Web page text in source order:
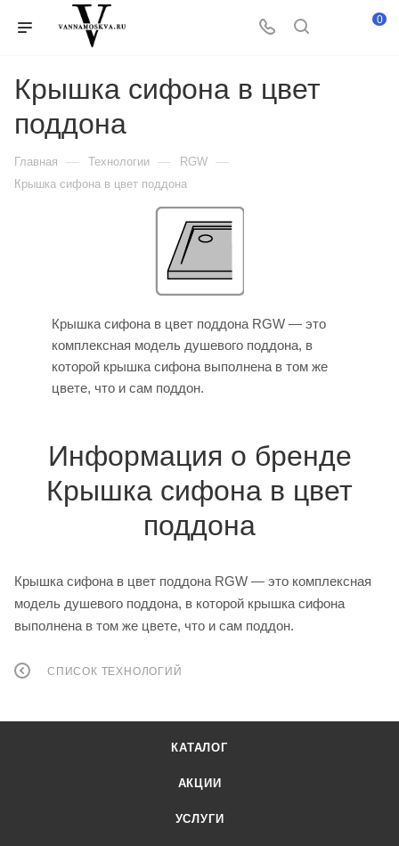
0
Крышка сифона в цвет
поддона
Главная — Технологии — RGW —
Крышка сифона в цвет поддона
Крышка сифона в цвет поддона RGW — это
комплексная модель душевого поддона, в
которой крышка сифона выполнена в том же
цвете, что и сам поддон.
Информация о бренде
Крышка сифона в цвет
поддона
Крышка сифона в цвет поддона RGW — это комплексная
модель душевого поддона, в которой крышка сифона
выполнена в том же цвете, что и сам поддон.
СПИСОК ТЕХНОЛОГИЙ
КАТАЛОГ
АКЦИИ
УСЛУГИ